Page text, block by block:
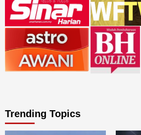
Trending Topics